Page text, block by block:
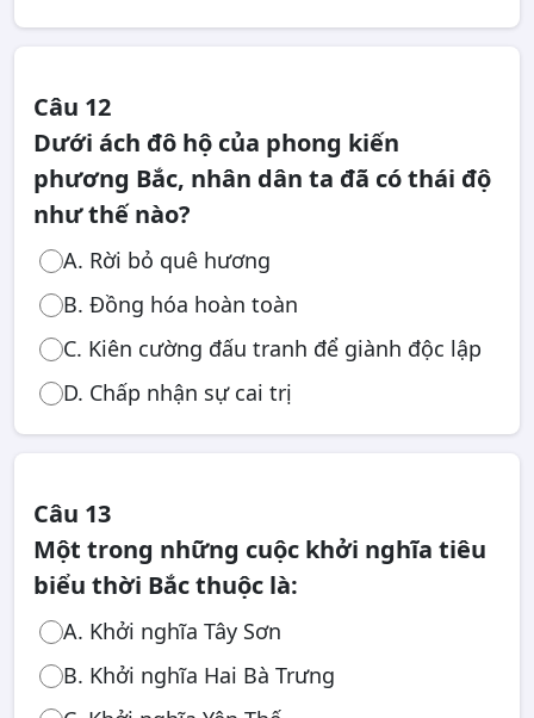
Câu 12
Dưới ách đô hộ của phong kiến
phương Bắc, nhân dân ta đã có thái độ
như thế nào?
A. Rời bỏ quê hương
B. Đồng hóa hoàn toàn
C. Kiên cường đấu tranh để giành độc lập
D. Chấp nhận sự cai trị
Câu 13
Một trong những cuộc khởi nghĩa tiêu
biểu thời Bắc thuộc là:
A. Khởi nghĩa Tây Sơn
B. Khởi nghĩa Hai Bà Trưng